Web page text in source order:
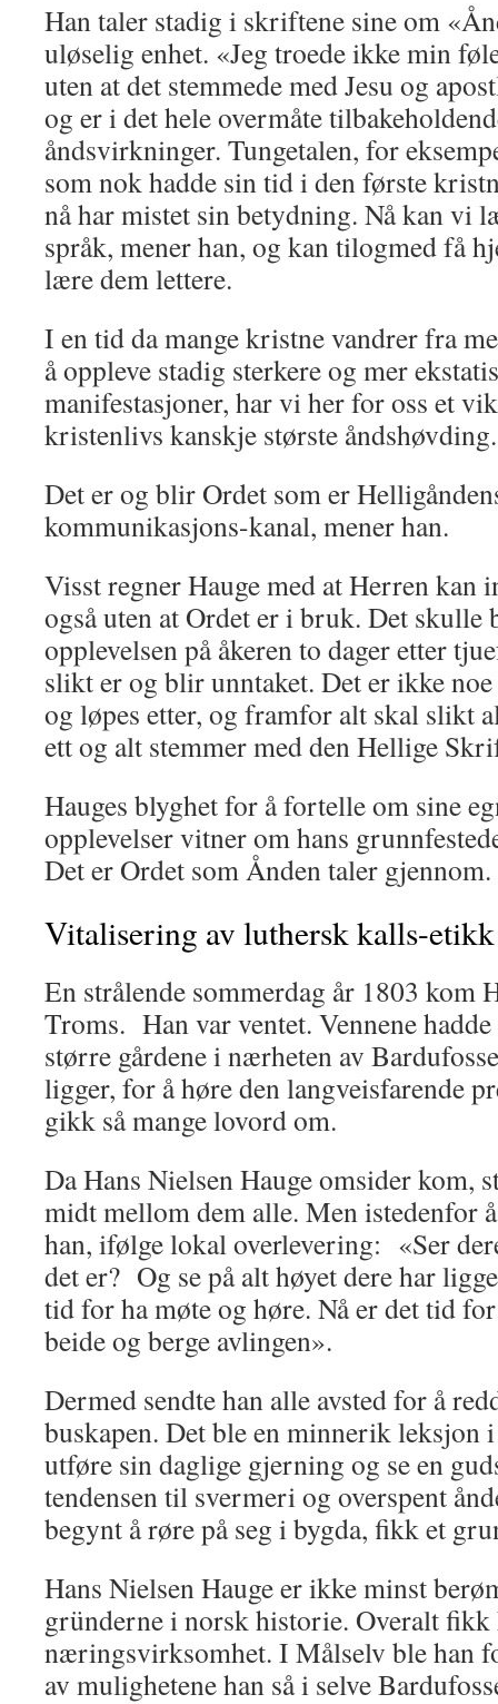
Han taler stadig i skriftene sine om
uløselig en­het. «Jeg troede ikke min
uten at det stemmede med Jesu og
og er i det hele overmåte
åndsvirkninger. Tungetalen, for
som nok hadde sin tid i den første
nå har mistet sin betydning. Nå kan vi
språk, mener han, og kan ti­logmed få
læ­re dem lettere.
I en tid da mange kristne vandrer fra
å oppleve stadig sterkere og mer
manifestasjoner, har vi her for oss et
kristenlivs kanskje største åndshøvding.
Det er og blir Ordet som er
kommunikasjons-kanal, mener han.
Visst regner Hauge med at Herren kan
også uten at Ordet er i bruk. Det skulle
opplevelsen på åkeren to dager etter
slikt er og blir unntaket. Det er ikke
og løpes etter, og framfor alt skal slikt
ett og alt stemmer med den Hellige
Hauges blyghet for å fortelle om sine
opplevelser vitner om hans
Det er Ordet som Ånden taler gjennom.
Vitalisering av luthersk kalls-etikk
En strålende sommerdag år 1803 kom
Troms. Han var ventet. Vennene hadde
større gårdene i nærheten av
ligger, for å høre den langveisfarende
gikk så mange lov­ord om.
Da Hans Nielsen Hauge omsider kom,
midt mellom dem alle. Men istedenfor
han, ifølge lokal overlevering: «Ser
det er? Og se på alt høyet dere har
tid for ha møte og høre. Nå er det tid
beide og berge avlingen».
Dermed sendte han alle avsted for å
buskapen. Det ble en minnerik lek­sjon
utføre sin daglige gjerning og se en
tendensen til svermeri og over­spent
begynt å rø­re på seg i bygda, fikk et
Hans Nielsen Hauge er ikke minst
gründerne i norsk historie. Overalt fikk
næringsvirksomhet. I Målselv ble han
av mulighetene han så i selve